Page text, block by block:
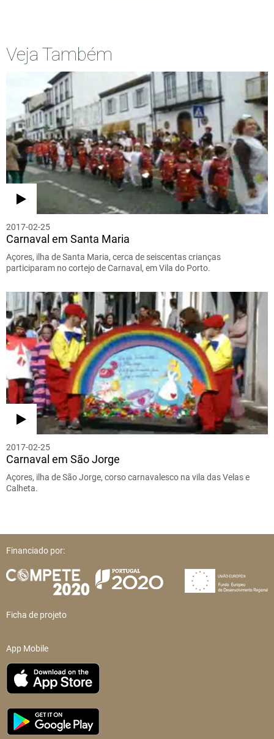
Veja Também
2017-02-25
Carnaval em Santa Maria
Açores, ilha de Santa Maria, cerca de seiscentas crianças
participaram no cortejo de Carnaval, em Vila do Porto.
2017-02-25
Carnaval em São Jorge
Açores, ilha de São Jorge, corso carnavalesco na vila das Velas e
Calheta.
Financiado por:
Ficha de projeto
App Mobile